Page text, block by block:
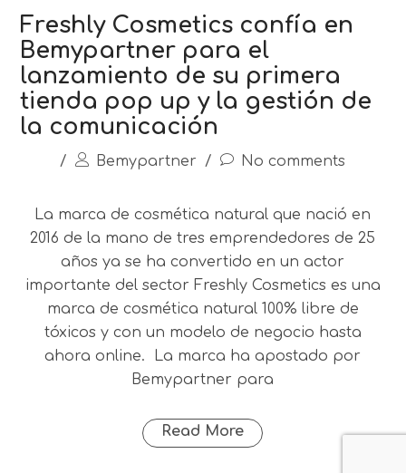
Freshly Cosmetics confía en
Bemypartner para el
lanzamiento de su primera
tienda pop up y la gestión de
la comunicación
/ Bemypartner / No comments
La marca de cosmética natural que nació en
2016 de la mano de tres emprendedores de 25
años ya se ha convertido en un actor
importante del sector Freshly Cosmetics es una
marca de cosmética natural 100% libre de
tóxicos y con un modelo de negocio hasta
ahora online. La marca ha apostado por
Bemypartner para
Read More